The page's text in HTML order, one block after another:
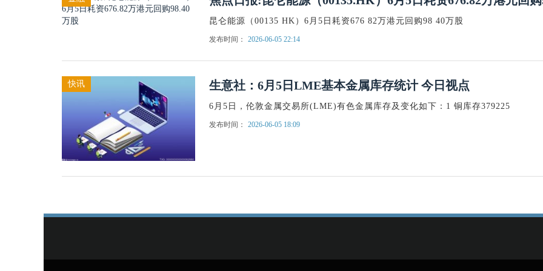
昆仑能源（00135 HK）6月5日耗资676 82万港元回购98 40万股
发布时间： 2026-06-05 22:14
快讯 生意社：6月5日LME基本金属库存统计 今日视点
6月5日，伦敦金属交易所(LME)有色金属库存及变化如下：1 铜库存379225
发布时间： 2026-06-05 18:09